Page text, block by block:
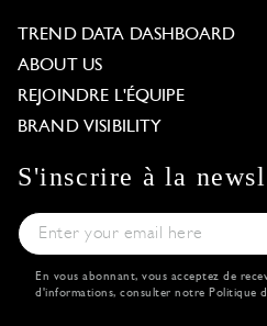
TREND DATA DASHBOARD
ABOUT US
REJOINDRE L'ÉQUIPE
BRAND VISIBILITY
S'inscrire à la
En vous abonnant, vous acceptez de
d'informations, consulter notre Politique